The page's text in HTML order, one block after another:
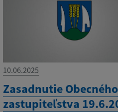
10.06.2025
Zasadnutie Obecného
zastupiteľstva